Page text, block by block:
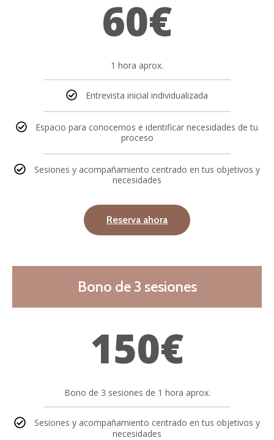
60€
1 hora aprox.
Entrevista inicial individualizada
Espacio para conocernos e identificar necesidades de tu
proceso
Sesiones y acompañamiento centrado en tus objetivos y
necesidades
Reserva ahora
Bono de 3 sesiones
150€
Bono de 3 sesiones de 1 hora aprox.
Sesiones y acompañamiento centrado en tus objetivos y
necesidades